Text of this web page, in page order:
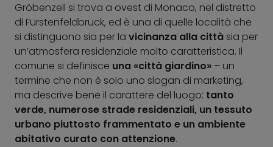
Gröbenzell si trova a ovest di Monaco, nel distretto
di Fürstenfeldbruck, ed è una di quelle località che
si distinguono sia per la vicinanza alla città sia per
un’atmosfera residenziale molto caratteristica. Il
comune si definisce una «città giardino» – un
termine che non è solo uno slogan di marketing,
ma descrive bene il carattere del luogo: tanto
verde, numerose strade residenziali, un tessuto
urbano piuttosto frammentato e un ambiente
abitativo curato con attenzione.